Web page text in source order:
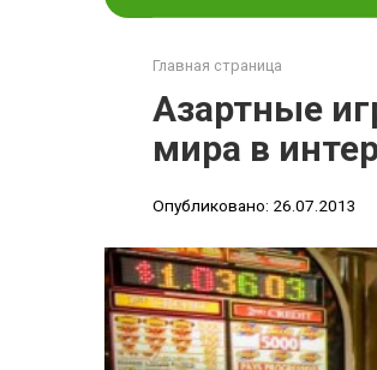
Главная страница
Азартные
мира в
Опубликовано: 26.07.2013